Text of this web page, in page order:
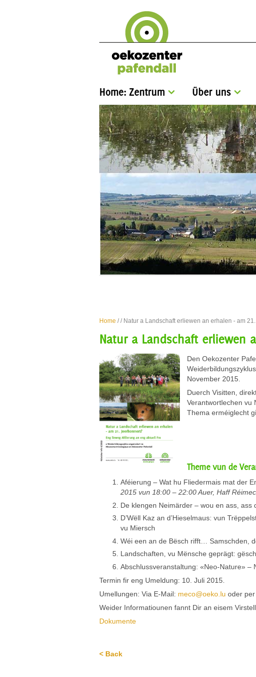
Home: Zentrum Über uns
Home // Natur a Landschaft erliewen an erhalen - am
Natur a Landschaft erliewen
Den Oekozenter
November 2015.
Duerch Visitten,
Verantwortlechen vu
Thema erméiglecht
Theme vun de
Aféierung – Wat hu Fliedermais mat der
2015 vun 18:00 – 22:00 Auer, Haff Ré
De klengen Neimärder – wou en ass,
D’Wëll Kaz an d’Hieselmaus: vun
vu Miersch
Wéi een an de Bësch rifft… Samschden,
Landschaften, vu Mënsche geprägt:
Abschlussveranstaltung: «Neo-Nature»
Termin fir eng Umeldung: 10. Juli 2015.
Umellungen: Via E-Mail: meco@oeko.lu oder per
Weider Informatiounen fannt Dir an eisem
Dokumente
< Back